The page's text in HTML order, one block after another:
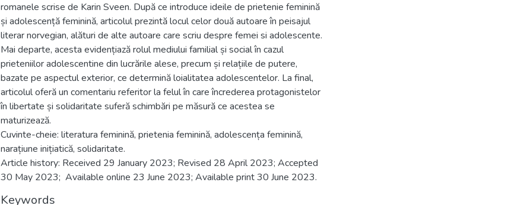
romanele scrise de Karin Sveen. După ce introduce ideile de prietenie feminină
și adolescență feminină, articolul prezintă locul celor două autoare în peisajul
literar norvegian, alături de alte autoare care scriu despre femei si adolescente.
Mai departe, acesta evidențiază rolul mediului familial și social în cazul
prieteniilor adolescentine din lucrările alese, precum și relațiile de putere,
bazate pe aspectul exterior, ce determină loialitatea adolescentelor. La final,
articolul oferă un comentariu referitor la felul în care încrederea protagonistelor
în libertate și solidaritate suferă schimbări pe măsură ce acestea se
maturizează.
Cuvinte-cheie: literatura feminină, prietenia feminină, adolescența feminină,
narațiune inițiatică, solidaritate.
Article history: Received 29 January 2023; Revised 28 April 2023; Accepted
30 May 2023; Available online 23 June 2023; Available print 30 June 2023.
Keywords